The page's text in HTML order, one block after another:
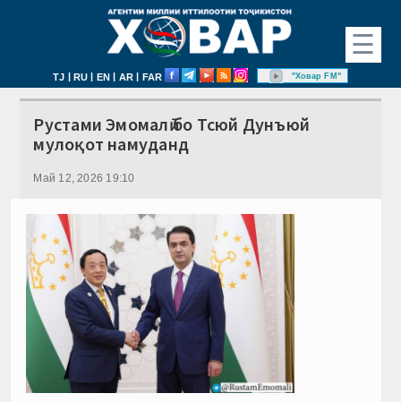
☰
TJ | RU | EN | AR | FAR "Ховар FM"
Рустами Эмомалӣ бо Тсюй Дунъюй
мулоқот намуданд
Май 12, 2026 19:10